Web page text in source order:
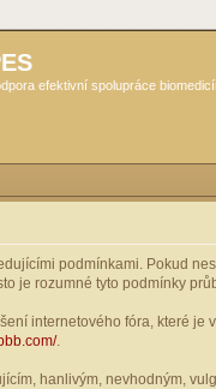
efektivní spolupráce
podmínkami. Pokud
je rozumné tyto podmínky
internetového fóra, které je
.
hanlivým, nevhodným,